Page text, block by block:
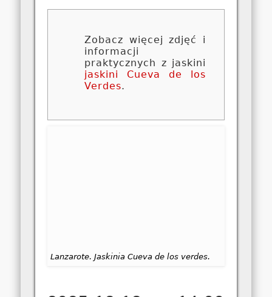
Zobacz więcej zdjęć i
informacji
praktycznych z jaskini
jaskini Cueva de los
Verdes.
Lanzarote. Jaskinia Cueva de los verdes.